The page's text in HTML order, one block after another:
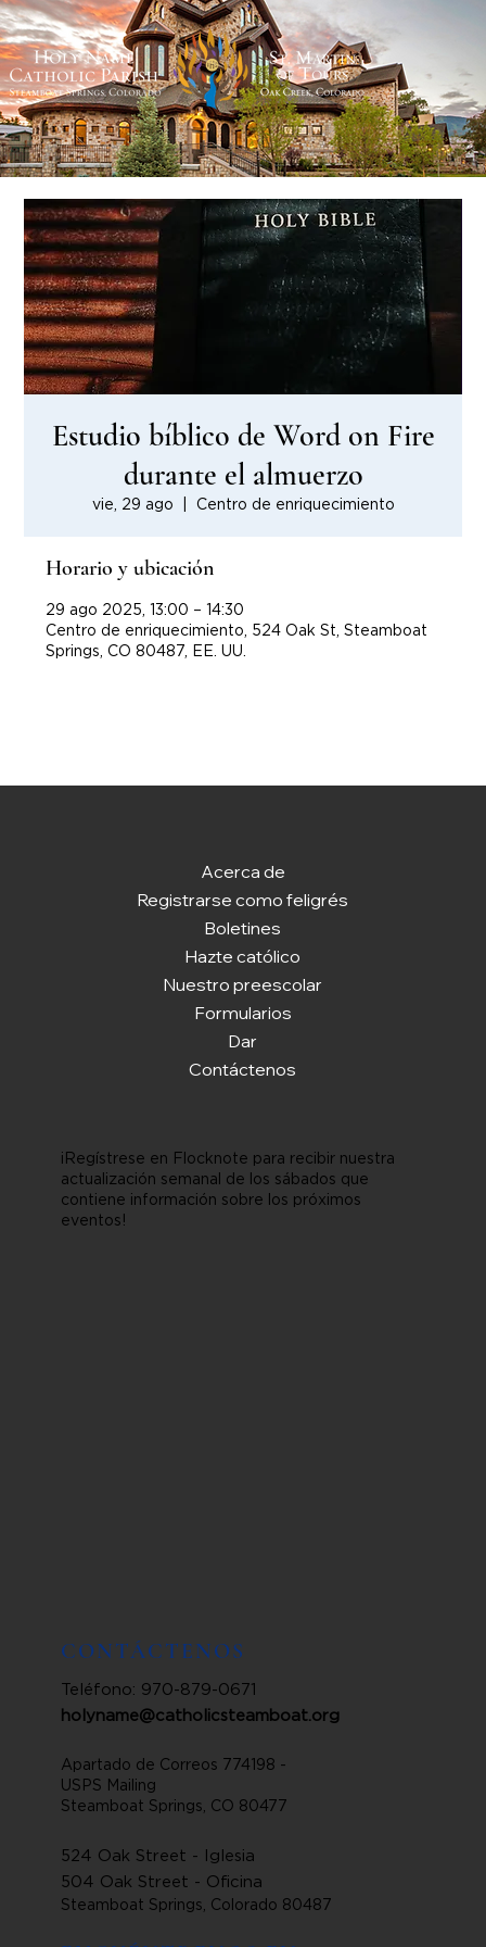
Estudio bíblico de Word on Fire
durante el almuerzo
vie, 29 ago Centro de enriquecimiento
Horario y ubicación
29 ago 2025, 13:00 – 14:30
Centro de enriquecimiento, 524 Oak St, Steamboat
Springs, CO 80487, EE. UU.
Acerca de
Registrarse como feligrés
Boletines
Hazte católico
Nuestro preescolar
Formularios
Dar
Contáctenos
¡Regístrese en Flocknote para recibir nuestra
actualización semanal de los sábados que
contiene información sobre los próximos
eventos!
CONTÁCTENOS
Teléfono: 970-879-0671
holyname@catholicsteamboat.org
Apartado de Correos 774198 -
USPS Mailing
Steamboat Springs, CO 80477
524 Oak Street - Iglesia
504 Oak Street - Oficina
Steamboat Springs, Colorado 80487